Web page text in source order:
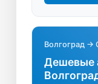
сервисе.
Волгоград →
Дешевые